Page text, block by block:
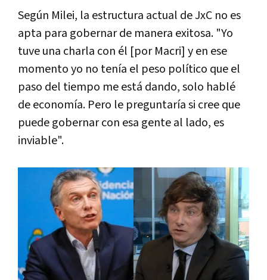
Según Milei, la estructura actual de JxC no es
apta para gobernar de manera exitosa. "Yo
tuve una charla con él [por Macri] y en ese
momento yo no tenía el peso político que el
paso del tiempo me está dando, solo hablé
de economía. Pero le preguntaría si cree que
puede gobernar con esa gente al lado, es
inviable".